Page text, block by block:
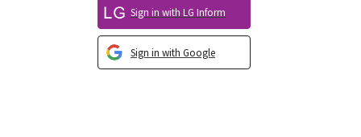
Sign in with Google
Sign in with LG Inform